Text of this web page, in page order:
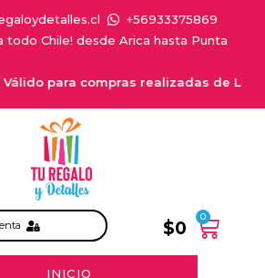
+56933375869
todo Chile! desde Arica hasta Punta
para compras realizadas de
$0
0
INICIO